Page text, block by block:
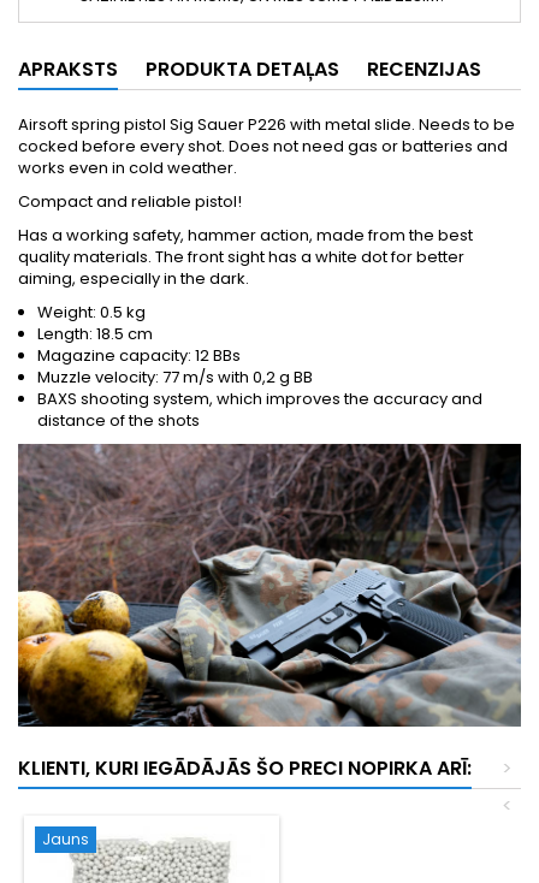
APRAKSTS PRODUKTA DETAĻAS RECENZIJAS
Airsoft spring pistol Sig Sauer P226 with metal slide. Needs to be
cocked before every shot. Does not need gas or batteries and
works even in cold weather.
Compact and reliable pistol!
Has a working safety, hammer action, made from the best
quality materials. The front sight has a white dot for better
aiming, especially in the dark.
Weight: 0.5 kg
Length: 18.5 cm
Magazine capacity: 12 BBs
Muzzle velocity: 77 m/s with 0,2 g BB
BAXS shooting system, which improves the accuracy and
distance of the shots
KLIENTI, KURI IEGĀDĀJĀS ŠO PRECI NOPIRKA ARĪ:
>
<
Jauns